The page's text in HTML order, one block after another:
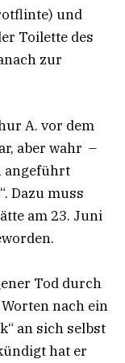
und
Toilette des
zur
A. vor dem
aber wahr –
angeführt
Dazu muss
am 23. Juni
Tod durch
nach ein
an sich selbst
hat er